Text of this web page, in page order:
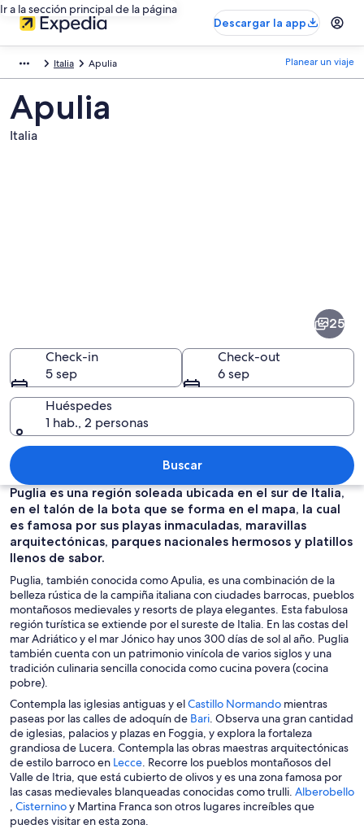
Ir a la sección principal de la página
Descargar la app
Italia Apulia Planear un viaje
Apulia
Italia
Un puerto con varias embarcaciones
25
Check-in
5 sep
Check-out
6 sep
Huéspedes
1 hab., 2 personas
Buscar
Puglia es una región soleada ubicada en el sur de Italia,
en el talón de la bota que se forma en el mapa, la cual
es famosa por sus playas inmaculadas, maravillas
arquitectónicas, parques nacionales hermosos y platillos
llenos de sabor.
Puglia, también conocida como Apulia, es una combinación de la
belleza rústica de la campiña italiana con ciudades barrocas, pueblos
montañosos medievales y resorts de playa elegantes. Esta fabulosa
región turística se extiende por el sureste de Italia. En las costas del
mar Adriático y el mar Jónico hay unos 300 días de sol al año. Puglia
también cuenta con un patrimonio vinícola de varios siglos y una
tradición culinaria sencilla conocida como cucina povera (cocina
pobre).
Contempla las iglesias antiguas y elCastillo NormandoS
e
a
b
r
i
r
á
mientras
paseas por las calles de adoquín de BariS
e
a
b
r
i
r
. Observa una gran cantidad
de iglesias, palacios y plazas en Foggia, y explora la fortaleza
grandiosa de Lucera. Contempla las obras maestras arquitectónicas
de estilo barroco en LecceS
e
a
b
r
. Recorre los pueblos montañosos del
Valle de Itria, que está cubierto de olivos y es una zona famosa por
las casas medievales blanqueadas conocidas como trulli. Alberobello
e
CisterninoS
e
y Martina Franca son otros lugares increíbles que
puedes visitar en esta zona.